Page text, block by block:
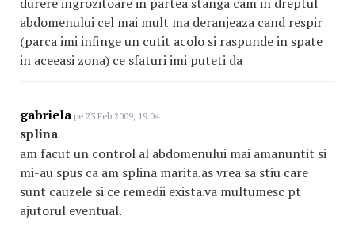
abdomenului cel mai mult ma deranjeaza cand respir
(parca imi infinge un cutit acolo si raspunde in spate
in aceeasi zona) ce sfaturi imi puteti da
gabriela pe 23 Feb 2009, 19:04
splina
am facut un control al abdomenului mai amanuntit si
mi-au spus ca am splina marita.as vrea sa stiu care
sunt cauzele si ce remedii exista.va multumesc pt
ajutorul eventual.